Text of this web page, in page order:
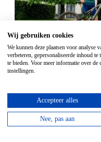
Mountainbike
Vanaf€34,95
Huur een
bekijken
Wij gebruiken cookies
We kunnen deze plaatsen voor analyse
verbeteren, gepersonaliseerde inhoud
te bieden. Voor meer informatie over
instellingen.
Accepteer alles
Nee, pas aan